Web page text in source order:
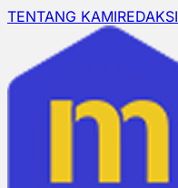
TENTANG KAMIREDAKSI